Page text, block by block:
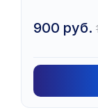
900 руб.